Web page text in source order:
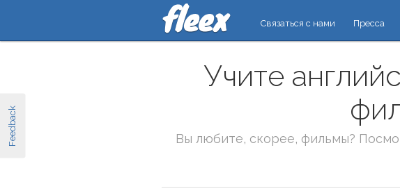
Feedback
Связаться с нами Пресса
Учите
Вы любите, скорее, фильмы?